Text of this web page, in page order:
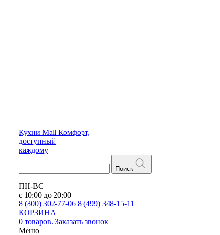
Кухни Mall Комфорт,
доступный
каждому
Поиск
ПН-ВС
с 10:00 до 20:00
8 (800) 302-77-06 8 (499) 348-15-11
КОРЗИНА
0 товаров. Заказать звонок
Меню